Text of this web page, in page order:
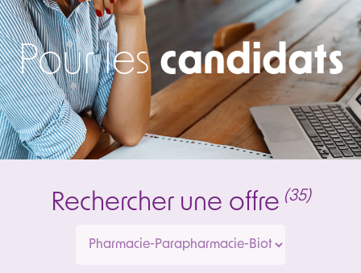
Pour les candidats
Rechercher une offre (35)